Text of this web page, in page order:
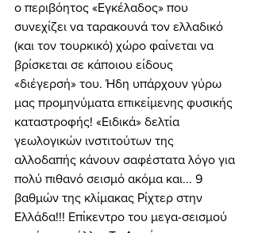
ο περιβόητος «Εγκέλαδος» που
συνεχίζει να ταρακουνά τον ελλαδικό
(και τον τουρκικό) χώρο φαίνεται να
βρίσκεται σε κάποιου είδους
«διέγερσή» του. Ήδη υπάρχουν γύρω
μας προμηνύματα επικείμενης φυσικής
καταστροφής! «Ειδικά» δελτία
γεωλογικών ινστιτούτων της
αλλοδαπής κάνουν σαφέστατα λόγο για
πολύ πιθανό σεισμό ακόμα και... 9
βαθμών της κλίμακας Ρίχτερ στην
Ελλάδα!!! Επίκεντρο του μεγα-σεισμού